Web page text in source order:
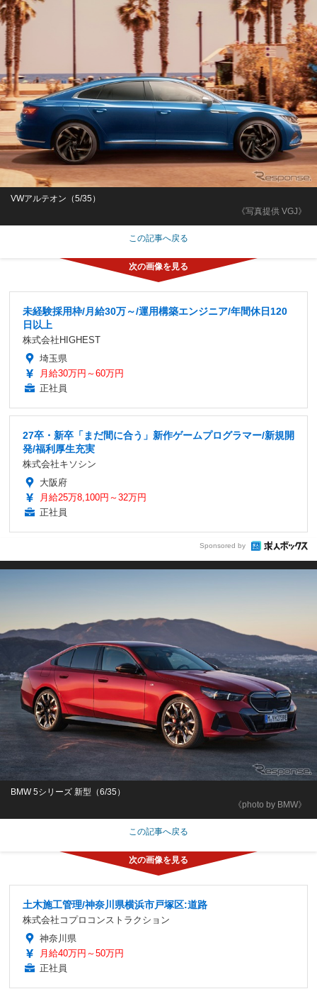
《写真提供 VGJ》
VWアルテオン（5/35）
この記事へ戻る
未経験採用枠/月給30万～/運用構築エンジニア/年間休日120
日以上
株式会社HIGHEST
埼玉県
月給30万円～60万円
正社員
27卒・新卒「まだ間に合う」新作ゲームプログラマー/新規開
発/福利厚生充実
株式会社キソシン
大阪府
月給25万8,100円～32万円
正社員
Sponsored by
《photo by BMW》
BMW 5シリーズ 新型（6/35）
この記事へ戻る
土木施工管理/神奈川県横浜市戸塚区:道路
株式会社コプロコンストラクション
神奈川県
月給40万円～50万円
正社員